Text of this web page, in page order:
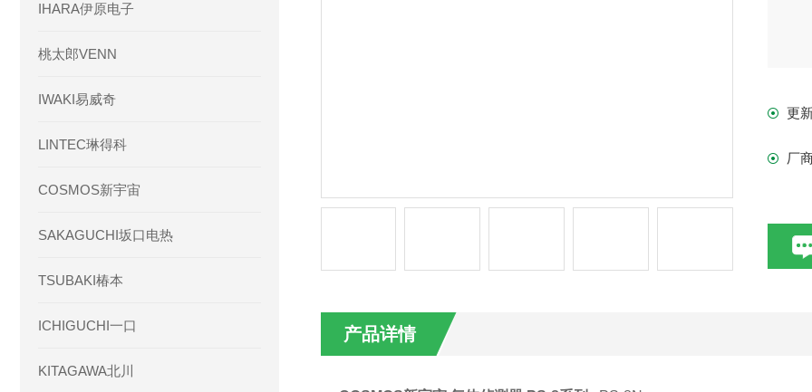
IHARA伊原电子
桃太郎VENN
IWAKI易威奇
LINTEC琳得科
COSMOS新宇宙
SAKAGUCHI坂口电热
TSUBAKI椿本
ICHIGUCHI一口
KITAGAWA北川
更
厂
产品详情